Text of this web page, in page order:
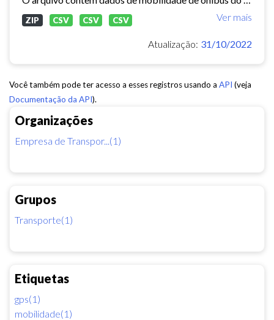
Organizações
Empresa de Transpor...(1)
Grupos
Transporte(1)
Etiquetas
gps(1)
mobilidade(1)
Ver mais
ZIP CSV CSV CSV
Atualização: 31/10/2022
Você também pode ter acesso a esses registros usando a API (veja
Documentação da API).